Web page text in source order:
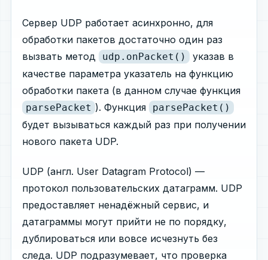
Сервер UDP работает асинхронно, для
обработки пакетов достаточно один раз
вызвать метод
udp.onPacket()
указав в
качестве параметра указатель на функцию
обработки пакета (в данном случае функция
parsePacket ). Функция parsePacket()
будет вызываться каждый раз при получении
нового пакета UDP.
UDP (англ. User Datagram Protocol) —
протокол пользовательских датаграмм. UDP
предоставляет ненадёжный сервис, и
датаграммы могут прийти не по порядку,
дублироваться или вовсе исчезнуть без
следа. UDP подразумевает, что проверка